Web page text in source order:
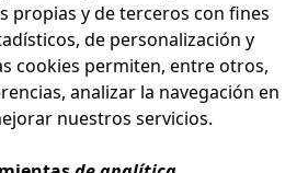
propias y de terceros con fines
de personalización y
cookies permiten, entre otros,
analizar la navegación en
nuestros servicios.